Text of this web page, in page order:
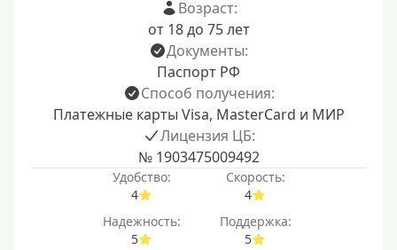
Возраст:
от 18 до 75 лет
Документы:
Паспорт РФ
Способ получения:
Платежные карты Visa, MasterCard и МИР
Лицензия ЦБ:
№ 1903475009492
Удобство:
4
Скорость:
4
Надежность:
5
Поддержка:
5